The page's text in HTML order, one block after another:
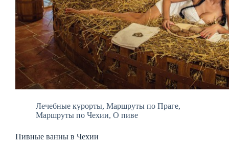
Лечебные курорты, Маршруты по Праге,
Маршруты по Чехии, О пиве
Пивные ванны в Чехии